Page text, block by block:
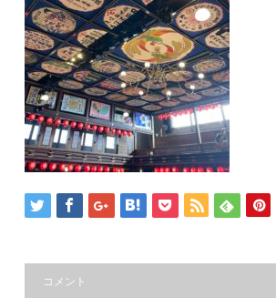
コメント